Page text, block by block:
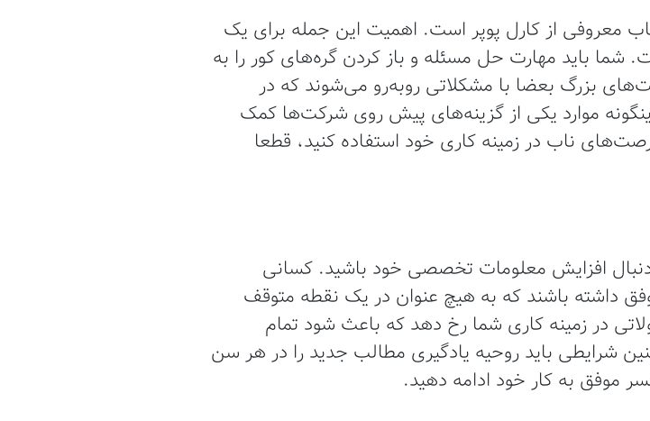
معروفی از کارل پوپر است. اهمیت این جمله برای یک
شما باید مهارت حل مسئله و باز کردن گره‌های کور را به
بزرگ بعضا با مشکلاتی روبه‌رو می‌شوند که در
موارد یکی از گزینه‌های پیش روی شرکت‌ها کمک
ناب در زمینه کاری خود استفاده کنید، قطعا
دنبال افزایش معلومات تخصصی خود باشید. کسانی
داشته باشند که به هیچ عنوان در یک نقطه متوقف
در زمینه کاری شما رخ دهد که باعث شود تمام
شرایطی باید روحیه یادگیری مطالب جدید را در هر سن
موفق به کار خود ادامه دهید.